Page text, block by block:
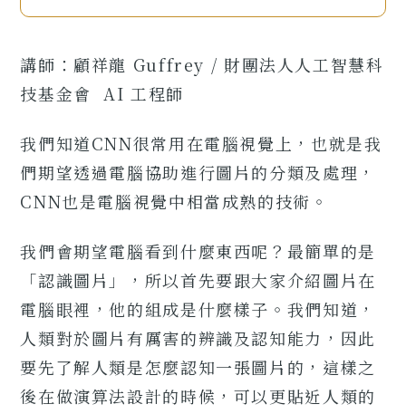
講師：顧祥龍 Guffrey / 財團法人人工智慧科
技基金會 AI 工程師
我們知道CNN很常用在電腦視覺上，也就是我
們期望透過電腦協助進行圖片的分類及處理，
CNN也是電腦視覺中相當成熟的技術。
我們會期望電腦看到什麼東西呢？最簡單的是
「認識圖片」，所以首先要跟大家介紹圖片在
電腦眼裡，他的組成是什麼樣子。我們知道，
人類對於圖片有厲害的辨識及認知能力，因此
要先了解人類是怎麼認知一張圖片的，這樣之
後在做演算法設計的時候，可以更貼近人類的